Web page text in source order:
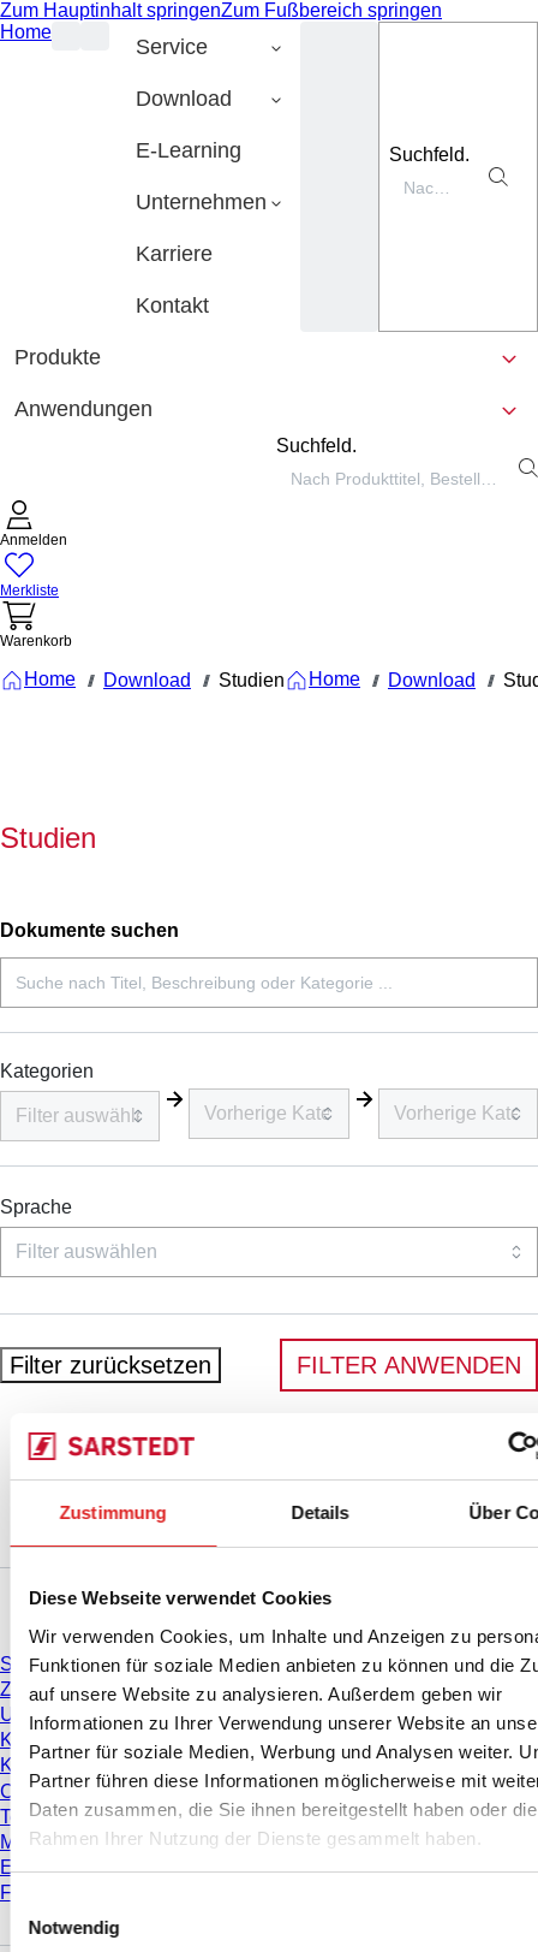
Zustimmung Details Über
Diese Webseite verwendet Cookies
Wir verwenden Cookies, um Inhalte und Anzeigen zu
Funktionen für soziale Medien anbieten zu können und die
auf unsere Website zu analysieren. Außerdem geben wir
Informationen zu Ihrer Verwendung unserer Website an
Partner für soziale Medien, Werbung und Analysen weiter.
Partner führen diese Informationen möglicherweise mit
Daten zusammen, die Sie ihnen bereitgestellt haben oder
Rahmen Ihrer Nutzung der Dienste gesammelt haben.
Einwilligungsauswahl
Notwendig
Zum Hauptinhalt springenZum Fußbereich springen
Home
Service
Download
E-Learning
Unternehmen
Karriere
Kontakt
Suchfeld.
Produkte
Anwendungen
Suchfeld.
Anmelden
Merkliste
Warenkorb
Home /// Download /// Studien Home /// Download ///
Studien
Dokumente suchen
Kategorien
Sprache
Filter zurücksetzen FILTER ANWENDEN
Service
Service & Support
Zentrifugationsbedingungen
Umrechnung von RZB
Kompatibilitätsübersicht PCR Platten
Kompatibilitätsübersicht Pipettenspitzen
Chargenzertifikate
Technischer Geräteservice
Messen & Kongresse
E-Learning
FAQ